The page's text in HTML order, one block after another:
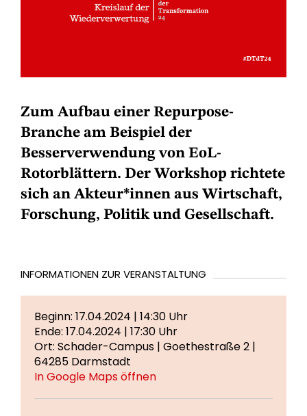
Zum Aufbau einer Repurpose-
Branche am Beispiel der
Besserverwendung von EoL-
Rotorblättern. Der Workshop richtete
sich an Akteur*innen aus Wirtschaft,
Forschung, Politik und Gesellschaft.
INFORMATIONEN ZUR VERANSTALTUNG
Beginn: 17.04.2024 | 14:30 Uhr
Ende: 17.04.2024 | 17:30 Uhr
Ort: Schader-Campus | Goethestraße 2 |
64285 Darmstadt
In Google Maps öffnen